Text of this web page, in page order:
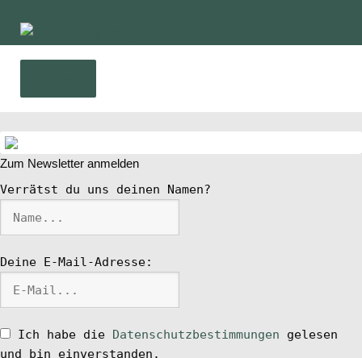
Zur
Navigation
Zum
Inhalt
News
Wing und Foil
SUP-Events
Ratgeber
Zum Newsletter anmelden
Verrätst du uns deinen Namen?
Deine E-Mail-Adresse:
Ich habe die Datenschutzbestimmungen gelesen
und bin einverstanden.